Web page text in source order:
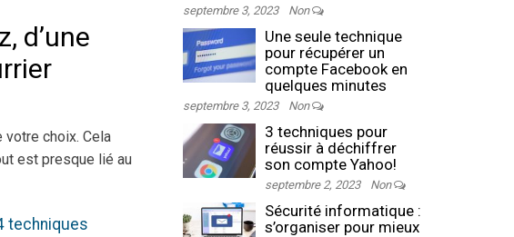
d’une
votre choix. Cela
est presque lié au
techniques
septembre 3, 2023 Non
Une seule technique
pour récupérer un
compte Facebook en
quelques minutes
septembre 3, 2023 Non
3 techniques pour
réussir à déchiffrer
son compte Yahoo!
septembre 2, 2023 Non
Sécurité informatique :
s’organiser pour mieux